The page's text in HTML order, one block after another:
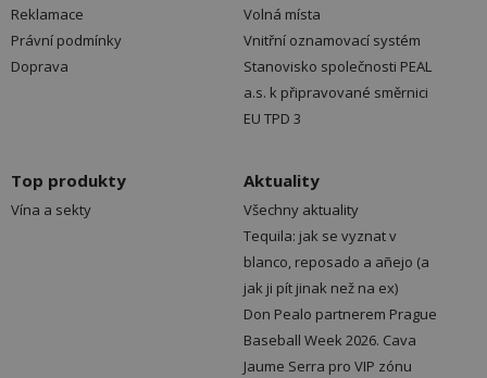
Reklamace
Právní podmínky
Doprava
Volná místa
Vnitřní oznamovací systém
Stanovisko společnosti PEAL
a.s. k připravované směrnici
EU TPD 3
Top produkty
Vína a sekty
Aktuality
Všechny aktuality
Tequila: jak se vyznat v
blanco, reposado a añejo (a
jak ji pít jinak než na ex)
Don Pealo partnerem Prague
Baseball Week 2026. Cava
Jaume Serra pro VIP zónu